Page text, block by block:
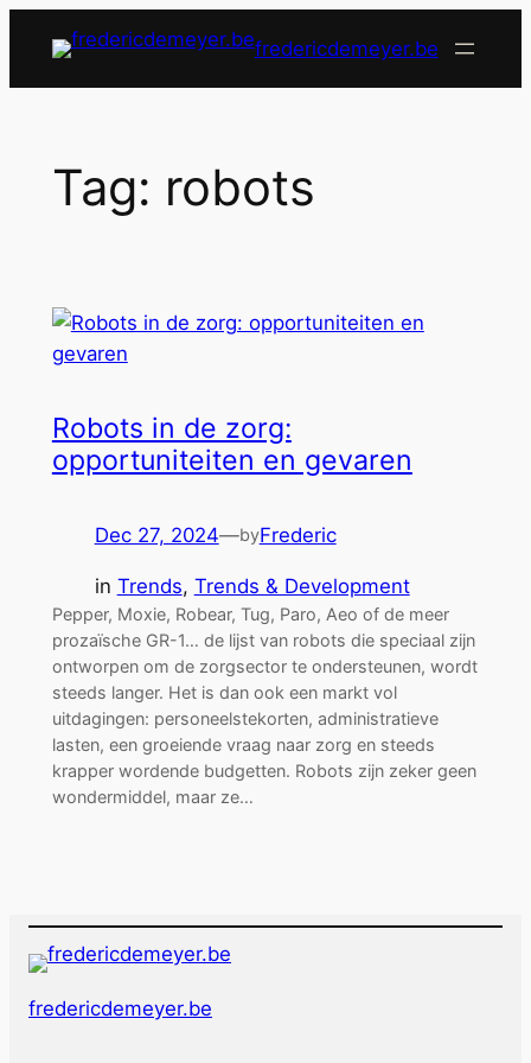
content
fredericdemeyer.be
Tag: robots
Robots in de zorg:
opportuniteiten en gevaren
Dec 27, 2024—byFrederic
in Trends, Trends & Development
Pepper, Moxie, Robear, Tug, Paro, Aeo of de meer
prozaïsche GR-1… de lijst van robots die speciaal zijn
ontworpen om de zorgsector te ondersteunen, wordt
steeds langer. Het is dan ook een markt vol
uitdagingen: personeelstekorten, administratieve
lasten, een groeiende vraag naar zorg en steeds
krapper wordende budgetten. Robots zijn zeker geen
wondermiddel, maar ze…
fredericdemeyer.be